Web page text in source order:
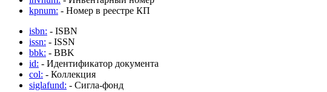
kpnum: - Номер в реестре КП
isbn: - ISBN
issn: - ISSN
bbk: - BBK
id: - Идентификатор документа
col: - Коллекция
siglafund: - Сигла-фонд